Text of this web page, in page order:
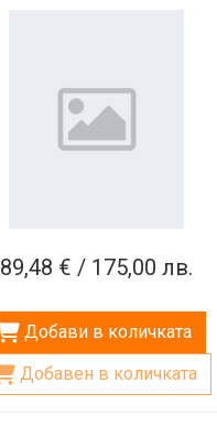
89,48 € / 175,00 лв.
Добави в количката
Добавен в количката